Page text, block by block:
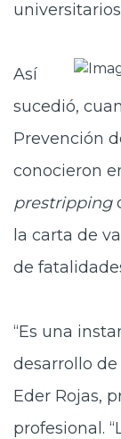
Así
sucedió,
Prevención
conocieron
prestripping
la carta de
de
“Es una
desarrollo
Eder Rojas,
profesional.